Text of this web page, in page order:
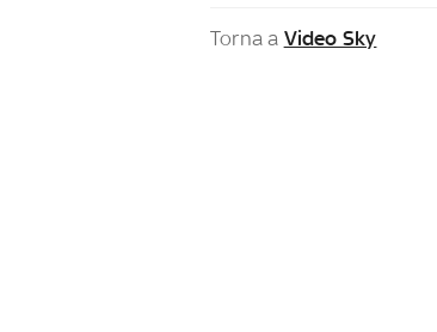
Torna a Video Sky